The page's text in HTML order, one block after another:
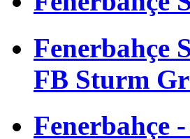
Fenerbahçe
FB Sturm
Fenerbahçe